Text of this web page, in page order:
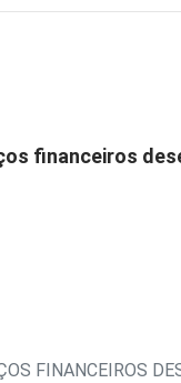
financeiros
FINANCEIROS